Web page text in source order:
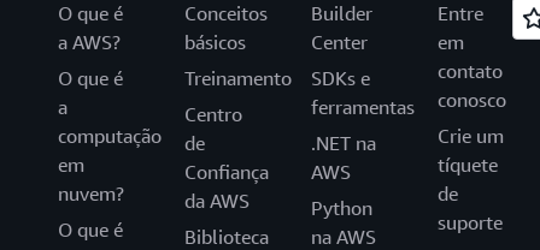
O que é
a AWS?
O que é
a
computação
em
nuvem?
O que é
Conceitos
básicos
Treinamento
Centro
de
Confiança
da AWS
Biblioteca
Builder
Center
SDKs e
ferramentas
.NET na
AWS
Python
na AWS
Entre
em
contato
conosco
Crie um
tíquete
de
suporte